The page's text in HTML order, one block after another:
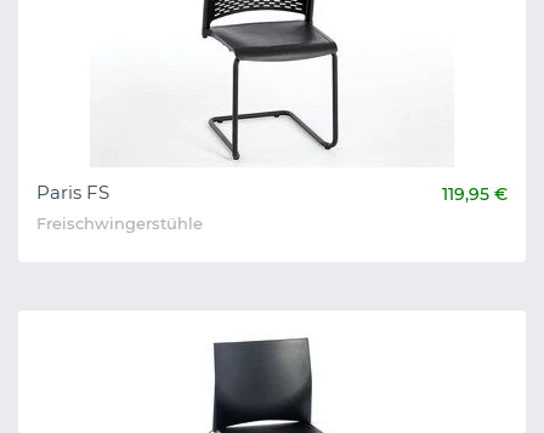
Paris FS 119,95 €
Freischwingerstühle